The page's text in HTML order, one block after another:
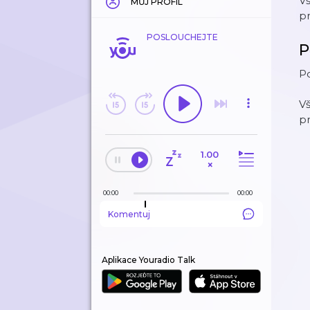
POSLOUCHEJTE
1.00
×
00:00 00:00
Komentuj
Aplikace Youradio Talk